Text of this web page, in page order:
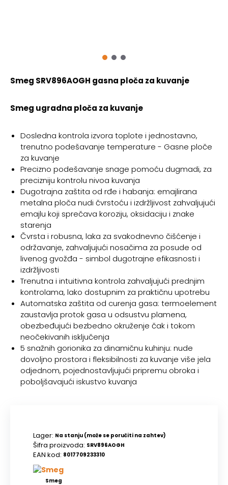
Smeg SRV896AOGH gasna ploča za kuvanje
Smeg ugradna ploča za kuvanje
Dosledna kontrola izvora toplote i jednostavno,
trenutno podešavanje temperature - Gasne ploče
za kuvanje
Precizno podešavanje snage pomoću dugmadi, za
precizniju kontrolu nivoa kuvanja
Dugotrajna zaštita od rđe i habanja: emajlirana
metalna ploča nudi čvrstoću i izdržljivost zahvaljujući
emajlu koji sprečava koroziju, oksidaciju i znake
starenja
Čvrsta i robusna, laka za svakodnevno čišćenje i
održavanje, zahvaljujući nosačima za posude od
livenog gvožđa - simbol dugotrajne efikasnosti i
izdržljivosti
Trenutna i intuitivna kontrola zahvaljujući prednjim
kontrolama, lako dostupnim za praktičnu upotrebu
Automatska zaštita od curenja gasa: termoelement
zaustavlja protok gasa u odsustvu plamena,
obezbeđujući bezbedno okruženje čak i tokom
neočekivanih isključenja
5 snažnih gorionika za dinamičnu kuhinju: nude
dovoljno prostora i fleksibilnosti za kuvanje više jela
odjednom, pojednostavljujući pripremu obroka i
poboljšavajući iskustvo kuvanja
Lager: Na stanju (može se poručiti na zahtev)
Šifra proizvoda: SRV896AOGH
EAN kod: 8017709233310
Smeg